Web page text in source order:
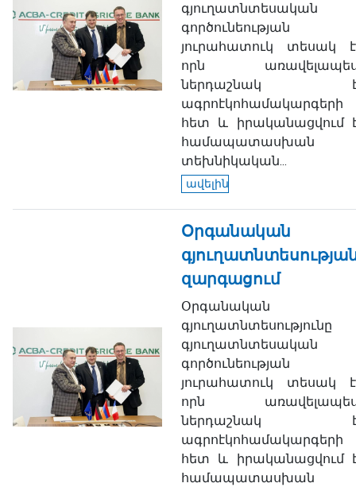
գյուղատնտեսական
գործունեության
յուրահատուկ տեսակ
որն
ներդաշնակ
ագրոէկոհամակարգերի
հետ և իրականացվում
համապատասխան
տեխնիկական...
ավելին
Օրգանական
զարգացում
Օրգանական
գյուղատնտեսությունը
գյուղատնտեսական
գործունեության
յուրահատուկ տեսակ
որն
ներդաշնակ
ագրոէկոհամակարգերի
հետ և իրականացվում
համապատասխան